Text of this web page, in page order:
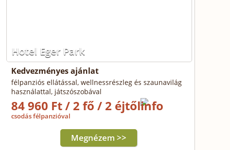
Hotel Eger Park
Kedvezményes ajánlat
félpanziós ellátással, wellnessrészleg és szaunavilág
használattal, játszószobával
84 960 Ft / 2 fő / 2 éjtől
csodás félpanzióval
Megnézem >>